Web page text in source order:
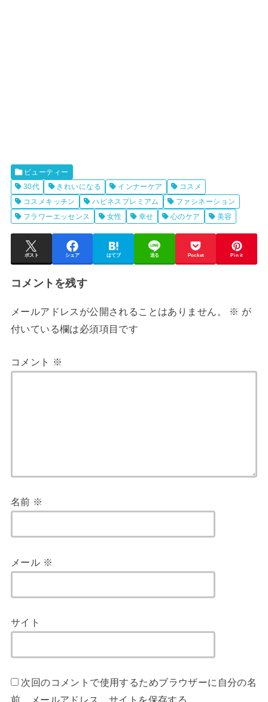
ビューティー
30代
きれいになる インナーケア
コスメ
コスメキッチン
ハピネスプレミアム
ファシネーション
フラワーエッセンス
女性 幸せ 心のケア 美容
ポスト シェア はてブ 送る Pocket Pin it
コメントを残す
メールアドレスが公開されることはありません。 ※ が
付いている欄は必須項目です
コメント ※
名前 ※
メール ※
サイト
次回のコメントで使用するためブラウザーに自分の名
前、メールアドレス、サイトを保存する。